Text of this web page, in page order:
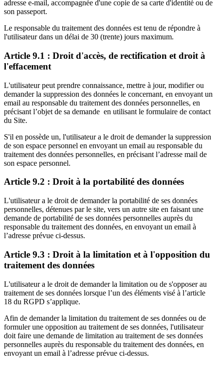
adresse e-mail, accompagnée d'une copie de sa carte d'identité ou de
son passeport.
Le responsable du traitement des données est tenu de répondre à
l'utilisateur dans un délai de 30 (trente) jours maximum.
Article 9.1 : Droit d'accès, de rectification et droit à
l'effacement
L'utilisateur peut prendre connaissance, mettre à jour, modifier ou
demander la suppression des données le concernant, en envoyant un
email au responsable du traitement des données personnelles, en
précisant l’objet de sa demande en utilisant le formulaire de contact
du Site.
S'il en possède un, l'utilisateur a le droit de demander la suppression
de son espace personnel en envoyant un email au responsable du
traitement des données personnelles, en précisant l’adresse mail de
son espace personnel.
Article 9.2 : Droit à la portabilité des données
L'utilisateur a le droit de demander la portabilité de ses données
personnelles, détenues par le site, vers un autre site en faisant une
demande de portabilité de ses données personnelles auprès du
responsable du traitement des données, en envoyant un email à
l’adresse prévue ci-dessus.
Article 9.3 : Droit à la limitation et à l'opposition du
traitement des données
L'utilisateur a le droit de demander la limitation ou de s'opposer au
traitement de ses données lorsque l’un des éléments visé à l’article
18 du RGPD s’applique.
Afin de demander la limitation du traitement de ses données ou de
formuler une opposition au traitement de ses données, l'utilisateur
doit faire une demande de limitation au traitement de ses données
personnelles auprès du responsable du traitement des données, en
envoyant un email à l’adresse prévue ci-dessus.